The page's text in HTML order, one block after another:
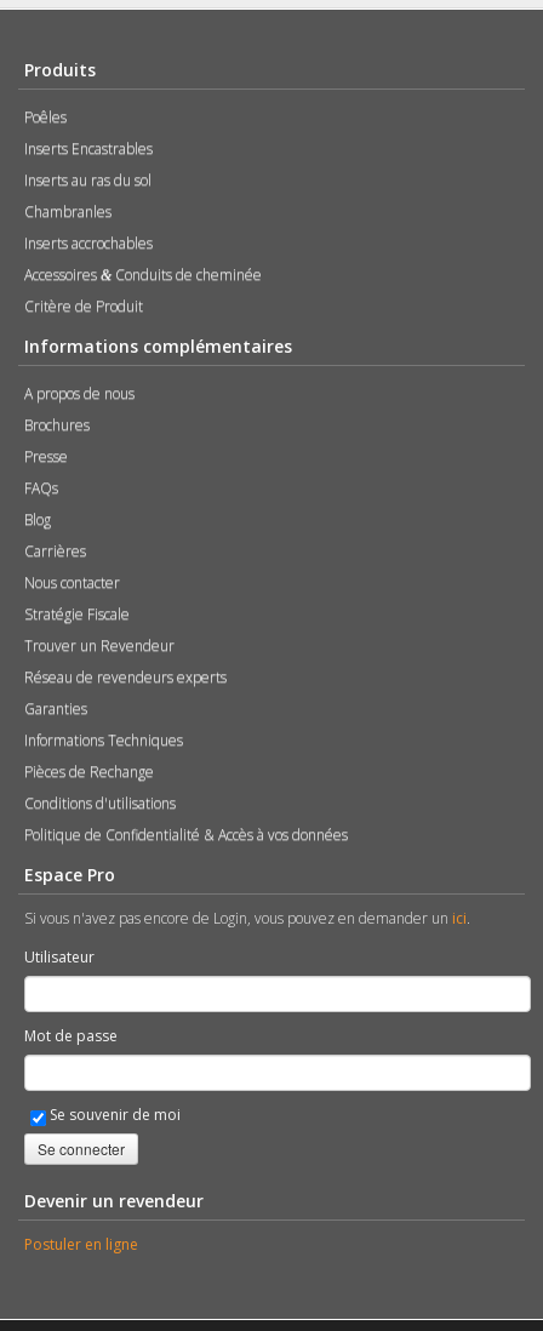
Produits
Poêles
Inserts Encastrables
Inserts au ras du sol
Chambranles
Inserts accrochables
Accessoires & Conduits de cheminée
Critère de Produit
Informations complémentaires
A propos de nous
Brochures
Presse
FAQs
Blog
Carrières
Nous contacter
Stratégie Fiscale
Trouver un Revendeur
Réseau de revendeurs experts
Garanties
Informations Techniques
Pièces de Rechange
Conditions d'utilisations
Politique de Confidentialité & Accès à vos données
Espace Pro
Si vous n'avez pas encore de Login, vous pouvez en demander un ici.
Utilisateur
Mot de passe
Se souvenir de moi
Se connecter
Devenir un revendeur
Postuler en ligne